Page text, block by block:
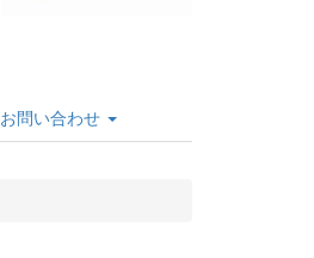
お問い合わせ